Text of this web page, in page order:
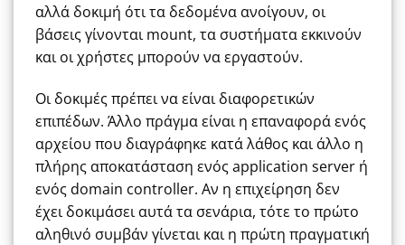
αλλά δοκιμή ότι τα δεδομένα ανοίγουν, οι
βάσεις γίνονται mount, τα συστήματα εκκινούν
και οι χρήστες μπορούν να εργαστούν.
Οι δοκιμές πρέπει να είναι διαφορετικών
επιπέδων. Άλλο πράγμα είναι η επαναφορά ενός
αρχείου που διαγράφηκε κατά λάθος και άλλο η
πλήρης αποκατάσταση ενός application server ή
ενός domain controller. Αν η επιχείρηση δεν
έχει δοκιμάσει αυτά τα σενάρια, τότε το πρώτο
αληθινό συμβάν γίνεται και η πρώτη πραγματική